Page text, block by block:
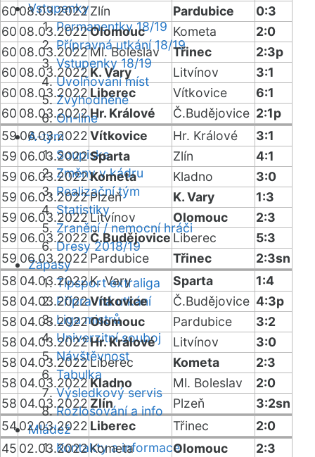
Vstupenky
Permanentky 18/19
Přípravná utkání 18/19
Vstupenky 18/19
Uvolňování míst
Zvýhodněné
On-line
A-tým
Soupiska
Změny v kádru
Realizační tým
Statistiky
Zranění / nemocní hráči
Dresy 2018/19
Zápasy
Tipsport extraliga
Přípravná utkání
Liga mistrů
Univerzitní souboj
Návštěvnost
Tabulka
Výsledkový servis
Rozlosování a info
Mládež
Kontakty a informace
6008.03.2022Zlín Pardubice
0:3
60 08.03.2022Olomouc Kometa
2:0
60 08.03.2022Ml. Boleslav Třinec
2:3p
60 08.03.2022 K. Vary Litvínov
3:1
60 08.03.2022 Liberec Vítkovice
6:1
60 08.03.2022Hr. Králové Č.Budějovice 2:1p
59 06.03.2022Vítkovice Hr. Králové
3:1
59 06.03.2022Sparta Zlín
4:1
59 06.03.2022Kometa Kladno
3:0
59 06.03.2022Plzeň K. Vary
1:3
59 06.03.2022Litvínov Olomouc
2:3
59 06.03.2022 Č.Budějovice Liberec
5:3
59 06.03.2022 Pardubice Třinec
2:3sn
58 04.03.2022K. Vary Sparta
1:4
58 04.03.2022Vítkovice Č.Budějovice 4:3p
58 04.03.2022Olomouc Pardubice
3:2
58 04.03.2022Hr. Králové Litvínov
3:0
58 04.03.2022Liberec Kometa
2:3
58 04.03.2022 Kladno Ml. Boleslav
2:0
58 04.03.2022 Zlín Plzeň
3:2sn
5402.03.2022 Liberec Třinec
2:0
45 02.03.2022Kometa Olomouc
2:3